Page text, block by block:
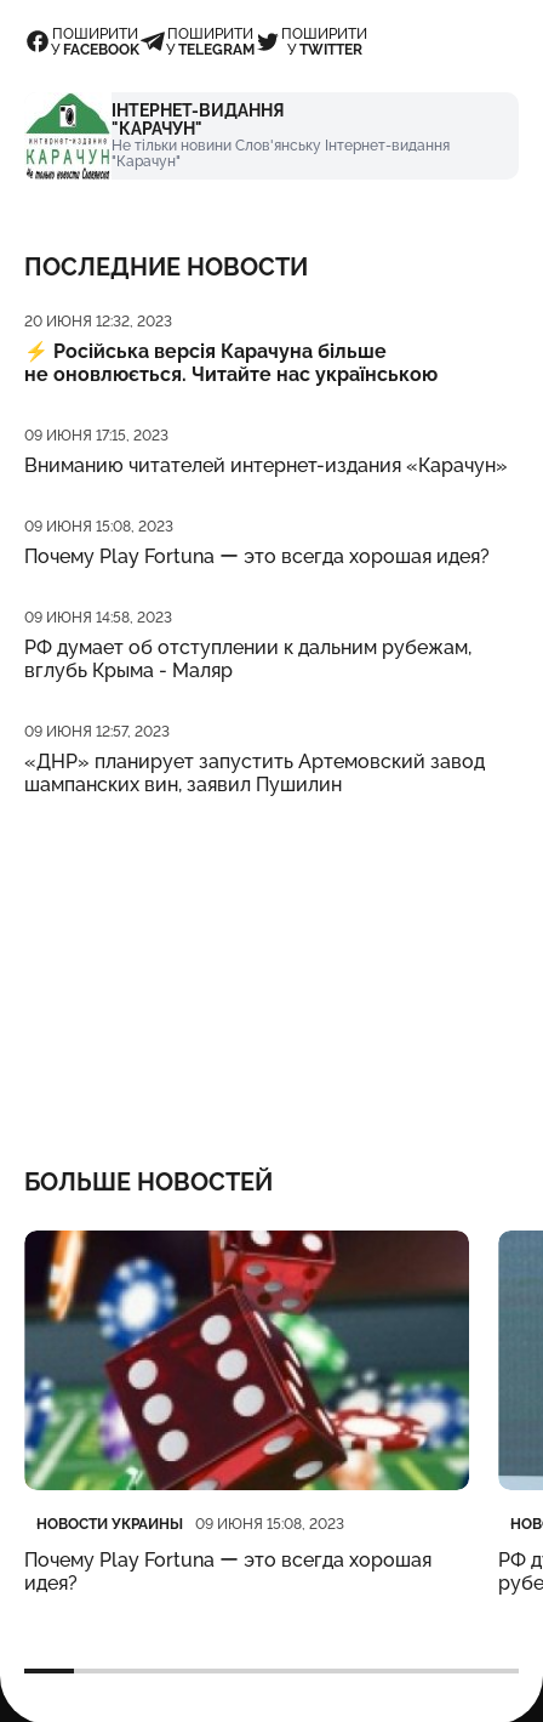
ПОШИРИТИ
УFACEBOOK
ПОШИРИТИ
УTELEGRAM
ПОШИРИТИ
УTWITTER
ІНТЕРНЕТ-ВИДАННЯ
"КАРАЧУН"
Не тільки новини Слов'янську Інтернет-видання
"Карачун"
ПОСЛЕДНИЕ НОВОСТИ
Дата публикации
20 ИЮНЯ 12:32, 2023
⚡️ Російська версія Карачуна більше
не оновлюється. Читайте нас українською
Дата публикации
09 ИЮНЯ 17:15, 2023
Вниманию читателей интернет-издания «Карачун»
Дата публикации
09 ИЮНЯ 15:08, 2023
Почему Play Fortuna ー это всегда хорошая идея?
Дата публикации
09 ИЮНЯ 14:58, 2023
РФ думает об отступлении к дальним рубежам,
вглубь Крыма - Маляр
Дата публикации
09 ИЮНЯ 12:57, 2023
«ДНР» планирует запустить Артемовский завод
шампанских вин, заявил Пушилин
БОЛЬШЕ НОВОСТЕЙ
Категория
НОВОСТИ УКРАИНЫ
Дата публикации 09 ИЮНЯ 15:08, 2023
Почему Play Fortuna ー это всегда хорошая
идея?
РФ